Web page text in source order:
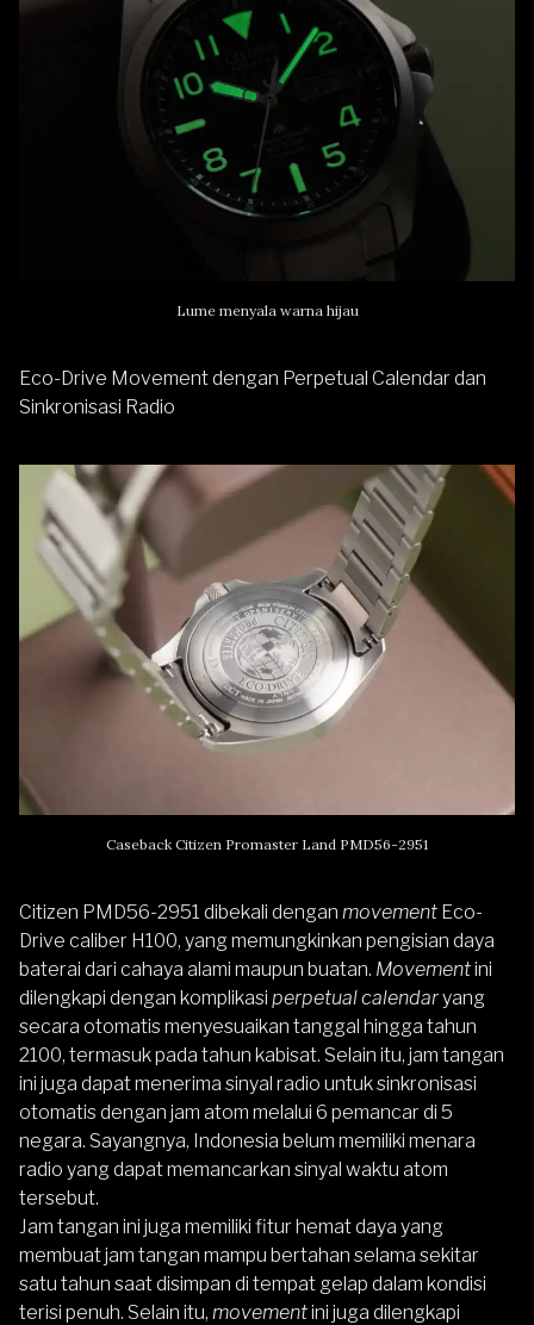
Lume menyala warna hijau
Eco-Drive Movement dengan Perpetual Calendar dan
Sinkronisasi Radio
Caseback Citizen Promaster Land PMD56-2951
Citizen PMD56-2951 dibekali dengan movement Eco-
Drive caliber H100, yang memungkinkan pengisian daya
baterai dari cahaya alami maupun buatan. Movementini
dilengkapi dengan komplikasi perpetual calendaryang
secara otomatis menyesuaikan tanggal hingga tahun
2100, termasuk pada tahun kabisat. Selain itu, jam tangan
ini juga dapat menerima sinyal radio untuk sinkronisasi
otomatis dengan jam atom melalui 6 pemancar di 5
negara. Sayangnya, Indonesia belum memiliki menara
radio yang dapat memancarkan sinyal waktu atom
tersebut.
Jam tangan ini juga memiliki fitur hemat daya yang
membuat jam tangan mampu bertahan selama sekitar
satu tahun saat disimpan di tempat gelap dalam kondisi
terisi penuh. Selain itu, movementini juga dilengkapi